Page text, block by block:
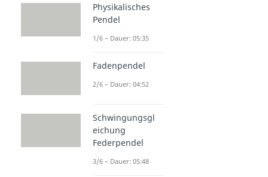
Physikalisches
Pendel
1/6 – Dauer: 05:35
Fadenpendel
2/6 – Dauer: 04:52
Schwingungsgl
eichung
Federpendel
3/6 – Dauer: 05:48